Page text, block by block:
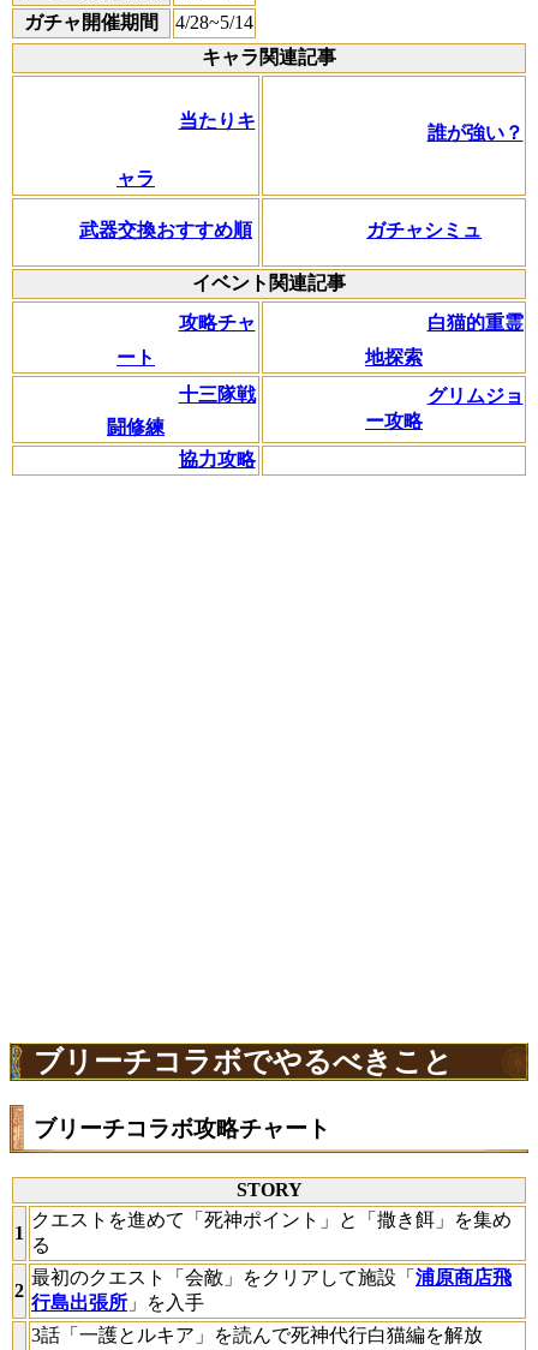
ガチャ開催期間
4/28~5/14
キャラ関連記事
当たりキ
ャラ
誰が強い？
武器交換おすすめ順 ガチャシミュ
イベント関連記事
攻略チャ
ート
白猫的重霊
地探索
十三隊戦
闘修練
グリムジョ
ー攻略
協力攻略
ブリーチコラボでやるべきこと
ブリーチコラボ攻略チャート
STORY
1
クエストを進めて「死神ポイント」と「撒き餌」を集め
る
2
最初のクエスト「会敵」をクリアして施設「 浦原商店飛
行島出張所 」を入手
3話「一護とルキア」を読んで死神代行白猫編を解放